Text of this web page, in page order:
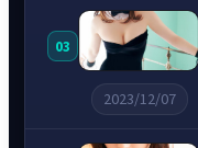
03
2023/12/07